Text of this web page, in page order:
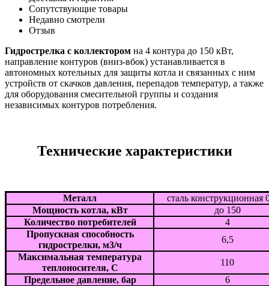
Сопутствующие товары
Недавно смотрели
Отзыв
Гидрострелка с коллектором на 4 контура до 150 кВт,
направление контуров (вниз-вбок) устанавливается в
автономных котельных для защиты котла и связанных с ним
устройств от скачков давления, перепадов температур, а также
для оборудования смесительной группы и создания
независимых контуров потребления.
Технические характеристики
Металл
сталь конструкционная
Мощность котла, кВт
до 150
Количество потребителей
4
Пропускная способность
гидрострелки, м3/ч
6,5
Максимальная температура
теплоносителя, С
110
Предельное давление, бар
6